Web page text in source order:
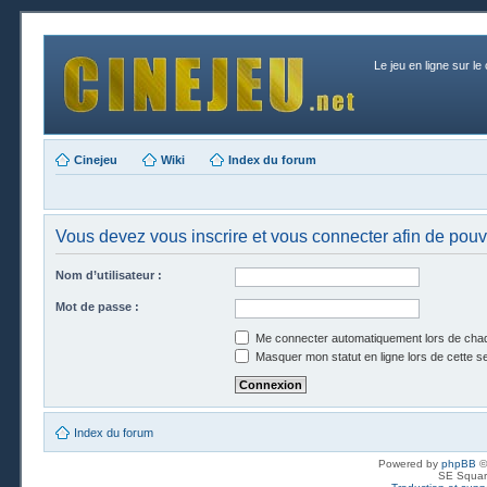
Le jeu en ligne sur le
Cinejeu Wiki Index du forum
Vous devez vous inscrire et vous connecter afin de
Nom d’utilisateur :
Mot de passe :
Me connecter automatiquement lors de
Masquer mon statut en ligne lors de cette
Index du forum
Powered by phpBB
SE